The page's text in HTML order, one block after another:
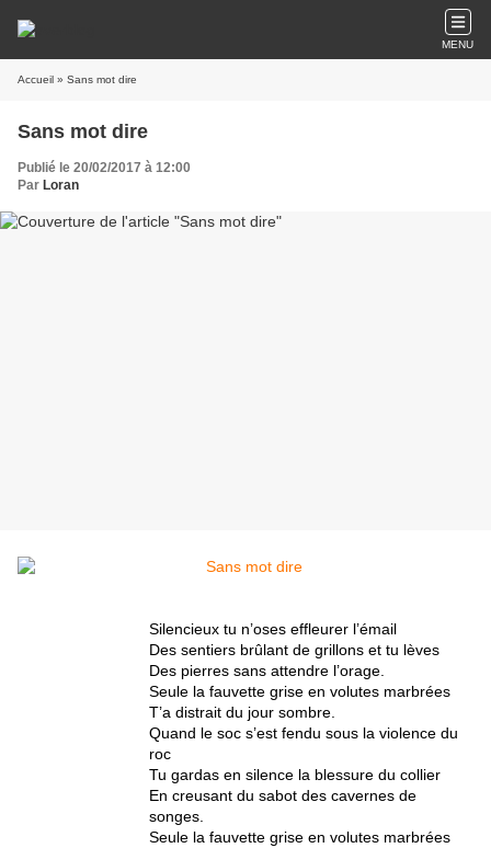
MENU
Accueil » Sans mot dire
Sans mot dire
Publié le 20/02/2017 à 12:00
Par Loran
Silencieux tu n’oses effleurer l’émail
Des sentiers brûlant de grillons et tu lèves
Des pierres sans attendre l’orage.
Seule la fauvette grise en volutes marbrées
T’a distrait du jour sombre.
Quand le soc s’est fendu sous la violence du
roc
Tu gardas en silence la blessure du collier
En creusant du sabot des cavernes de
songes.
Seule la fauvette grise en volutes marbrées